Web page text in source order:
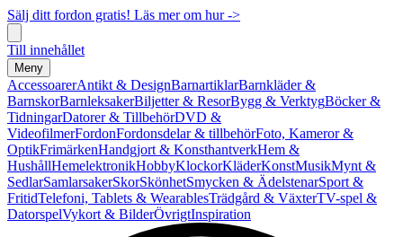
Sälj ditt fordon gratis! Läs mer om hur ->
Till innehållet
Meny
AccessoarerAntikt & DesignBarnartiklarBarnkläder &
BarnskorBarnleksakerBiljetter & ResorBygg & VerktygBöcker &
TidningarDatorer & TillbehörDVD &
VideofilmerFordonFordonsdelar & tillbehörFoto, Kameror &
OptikFrimärkenHandgjort & KonsthantverkHem &
HushållHemelektronikHobbyKlockorKläderKonstMusikMynt &
SedlarSamlarsakerSkorSkönhetSmycken & ÄdelstenarSport &
FritidTelefoni, Tablets & WearablesTrädgård & VäxterTV-spel &
DatorspelVykort & BilderÖvrigtInspiration